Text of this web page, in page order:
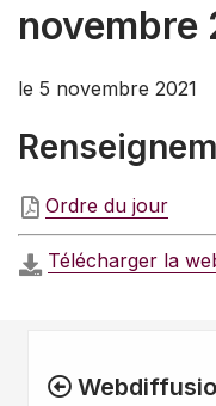
novembre
le 5 novembre 2021
Ordre du jour
Télécharger la